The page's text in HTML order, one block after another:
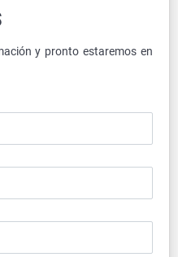
y pronto estaremos en